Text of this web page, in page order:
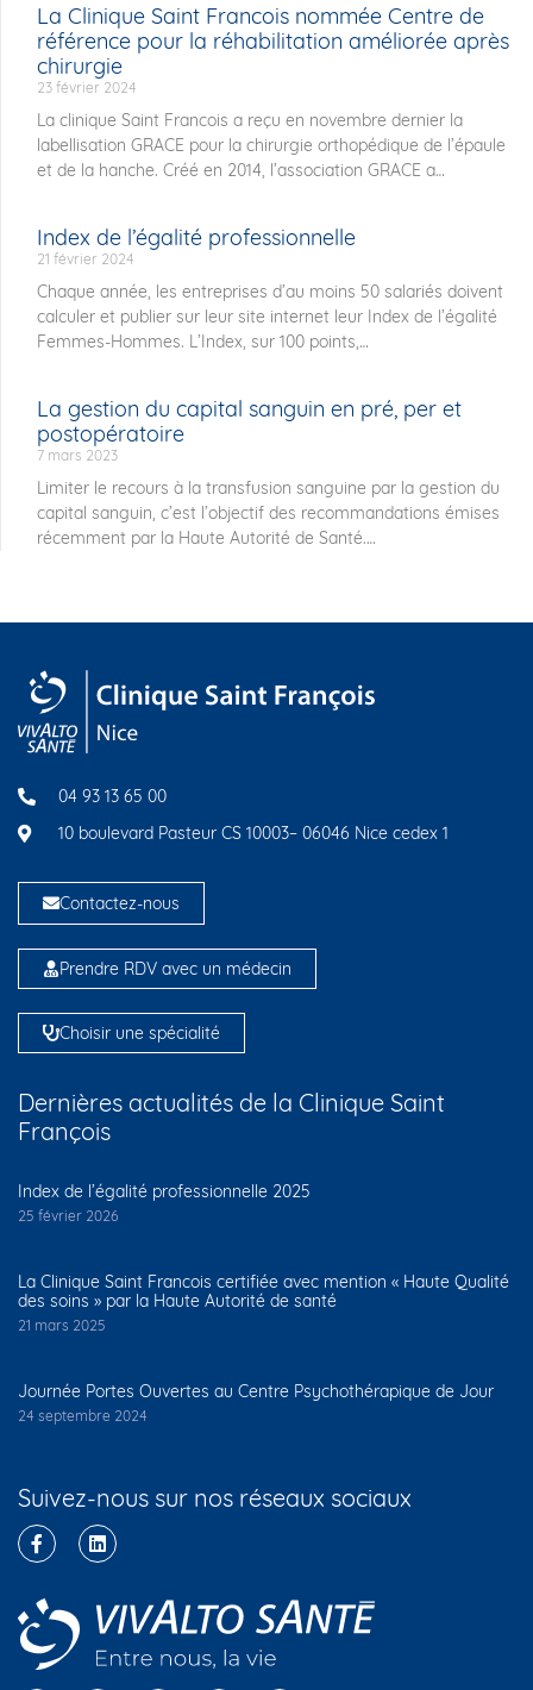
La Clinique Saint Francois nommée Centre de
référence pour la réhabilitation améliorée après
chirurgie
23 février 2024
La clinique Saint Francois a reçu en novembre dernier la
labellisation GRACE pour la chirurgie orthopédique de l’épaule
et de la hanche. Créé en 2014, l’association GRACE a
Index de l’égalité professionnelle
21 février 2024
Chaque année, les entreprises d’au moins 50 salariés doivent
calculer et publier sur leur site internet leur Index de l’égalité
Femmes-Hommes. L’Index, sur 100 points,
La gestion du capital sanguin en pré, per et
postopératoire
7 mars 2023
Limiter le recours à la transfusion sanguine par la gestion du
capital sanguin, c’est l’objectif des recommandations émises
récemment par la Haute Autorité de Santé.
04 93 13 65 00
10 boulevard Pasteur CS 10003– 06046 Nice cedex 1
Contactez-nous
Prendre RDV avec un médecin
Choisir une spécialité
Dernières actualités de la Clinique Saint
François
Index de l’égalité professionnelle 2025
25 février 2026
La Clinique Saint Francois certifiée avec mention « Haute Qualité
des soins » par la Haute Autorité de santé
21 mars 2025
Journée Portes Ouvertes au Centre Psychothérapique de Jour
24 septembre 2024
Suivez-nous sur nos réseaux sociaux